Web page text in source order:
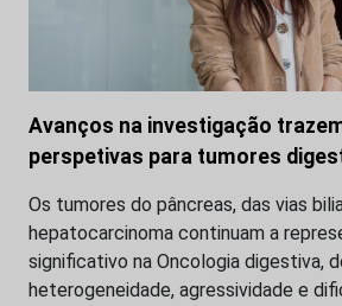
Avanços na investigação
perspetivas para tumores
Os tumores do pâncreas, das vias
hepatocarcinoma continuam a
significativo na Oncologia digestiva,
heterogeneidade, agressividade e